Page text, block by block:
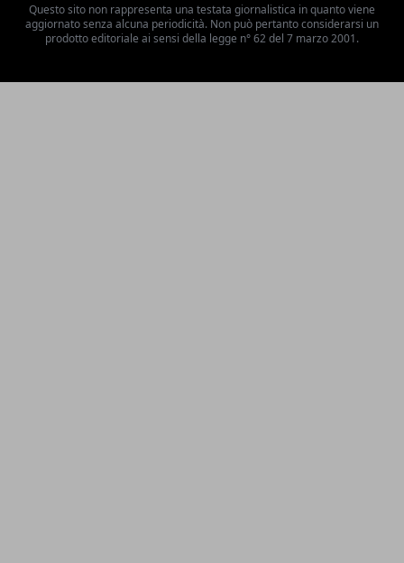
Questo sito non rappresenta una testata giornalistica in quanto viene
aggiornato senza alcuna periodicità. Non può pertanto considerarsi un
prodotto editoriale ai sensi della legge n° 62 del 7 marzo 2001.